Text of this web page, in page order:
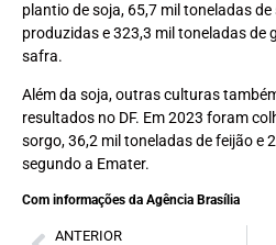
plantio de soja, 65,7 mil toneladas de
produzidas e 323,3 mil toneladas de
safra.
Além da soja, outras culturas
resultados no DF. Em 2023 foram
sorgo, 36,2 mil toneladas de feijão e
segundo a Emater.
Com informações da Agência Brasília
ANTERIOR